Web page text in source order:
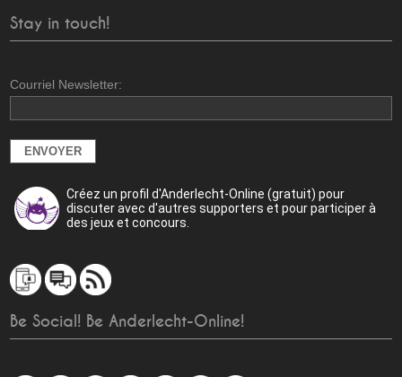
Stay in touch!
Courriel Newsletter:
Créez un profil d'Anderlecht-Online (gratuit) pour
discuter avec d'autres supporters et pour participer à
des jeux et concours.
Be Social! Be Anderlecht-Online!